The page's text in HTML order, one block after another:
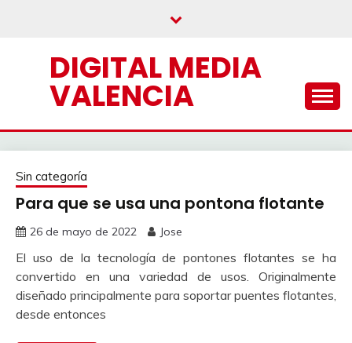
DIGITAL MEDIA
VALENCIA
Sin categoría
Para que se usa una pontona flotante
26 de mayo de 2022 Jose
El uso de la tecnología de pontones flotantes se ha
convertido en una variedad de usos. Originalmente
diseñado principalmente para soportar puentes flotantes,
desde entonces